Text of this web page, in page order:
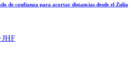
de confianza para acortar distancias desde el Zulia